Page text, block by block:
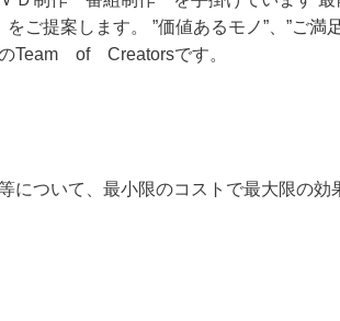
ご提案します。 ”価値あるモノ”、”ご満
Team of Creatorsです。
について、最小限のコストで最大限の効